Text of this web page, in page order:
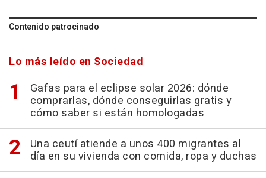
Contenido patrocinado
Lo más leído en Sociedad
Gafas para el eclipse solar 2026: dónde
comprarlas, dónde conseguirlas gratis y
cómo saber si están homologadas
Una ceutí atiende a unos 400 migrantes al
día en su vivienda con comida, ropa y duchas